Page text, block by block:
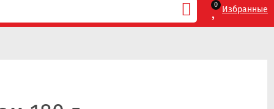
0 Избранные